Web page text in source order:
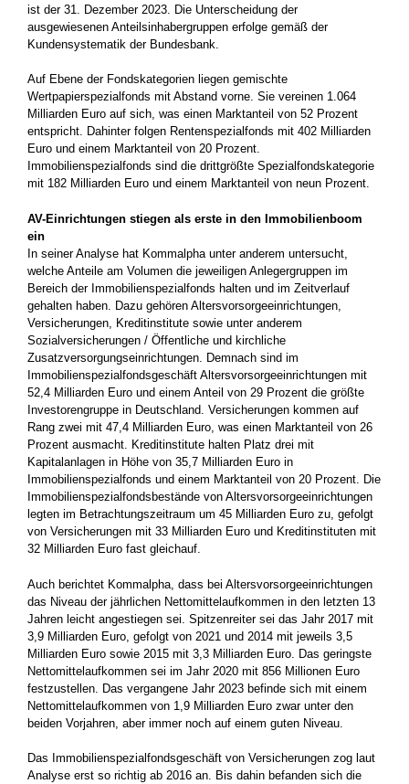
ist der 31. Dezember 2023. Die Unterscheidung der
ausgewiesenen Anteilsinhabergruppen erfolge gemäß der
Kundensystematik der Bundesbank.
Auf Ebene der Fondskategorien liegen gemischte
Wertpapierspezialfonds mit Abstand vorne. Sie vereinen 1.064
Milliarden Euro auf sich, was einen Marktanteil von 52 Prozent
entspricht. Dahinter folgen Rentenspezialfonds mit 402 Milliarden
Euro und einem Marktanteil von 20 Prozent.
Immobilienspezialfonds sind die drittgrößte Spezialfondskategorie
mit 182 Milliarden Euro und einem Marktanteil von neun Prozent.
AV-Einrichtungen stiegen als erste in den Immobilienboom
ein
In seiner Analyse hat Kommalpha unter anderem untersucht,
welche Anteile am Volumen die jeweiligen Anlegergruppen im
Bereich der Immobilienspezialfonds halten und im Zeitverlauf
gehalten haben. Dazu gehören Altersvorsorgeeinrichtungen,
Versicherungen, Kreditinstitute sowie unter anderem
Sozialversicherungen / Öffentliche und kirchliche
Zusatzversorgungseinrichtungen. Demnach sind im
Immobilienspezialfondsgeschäft Altersvorsorgeeinrichtungen mit
52,4 Milliarden Euro und einem Anteil von 29 Prozent die größte
Investorengruppe in Deutschland. Versicherungen kommen auf
Rang zwei mit 47,4 Milliarden Euro, was einen Marktanteil von 26
Prozent ausmacht. Kreditinstitute halten Platz drei mit
Kapitalanlagen in Höhe von 35,7 Milliarden Euro in
Immobilienspezialfonds und einem Marktanteil von 20 Prozent. Die
Immobilienspezialfondsbestände von Altersvorsorgeeinrichtungen
legten im Betrachtungszeitraum um 45 Milliarden Euro zu, gefolgt
von Versicherungen mit 33 Milliarden Euro und Kreditinstituten mit
32 Milliarden Euro fast gleichauf.
Auch berichtet Kommalpha, dass bei Altersvorsorgeeinrichtungen
das Niveau der jährlichen Nettomittelaufkommen in den letzten 13
Jahren leicht angestiegen sei. Spitzenreiter sei das Jahr 2017 mit
3,9 Milliarden Euro, gefolgt von 2021 und 2014 mit jeweils 3,5
Milliarden Euro sowie 2015 mit 3,3 Milliarden Euro. Das geringste
Nettomittelaufkommen sei im Jahr 2020 mit 856 Millionen Euro
festzustellen. Das vergangene Jahr 2023 befinde sich mit einem
Nettomittelaufkommen von 1,9 Milliarden Euro zwar unter den
beiden Vorjahren, aber immer noch auf einem guten Niveau.
Das Immobilienspezialfondsgeschäft von Versicherungen zog laut
Analyse erst so richtig ab 2016 an. Bis dahin befanden sich die